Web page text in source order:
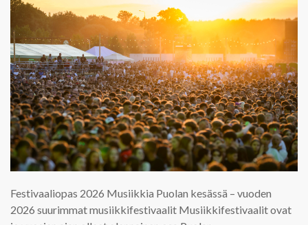
Festivaaliopas 2026 Musiikkia Puolan kesässä – vuoden
2026 suurimmat musiikkifestivaalit Musiikkifestivaalit ovat